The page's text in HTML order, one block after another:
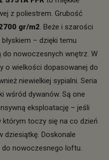
z poliestrem. Grubość
gr/m2. Beże i szarości
– dzięki temu
do nowoczesnych wnętrz. W
o wielkości dopasowanej do
niewielkiej sypialni. Seria
wśród dywanów. Są one
eksploatację – jeśli
którym toczy się na co dzień
dziesiątkę. Doskonale
do nowoczesnego loftu.